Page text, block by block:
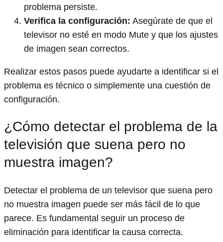
problema persiste.
Verifica la configuración: Asegúrate de que el
televisor no esté en modo Mute y que los ajustes
de imagen sean correctos.
Realizar estos pasos puede ayudarte a identificar si el
problema es técnico o simplemente una cuestión de
configuración.
¿Cómo detectar el problema de la
televisión que suena pero no
muestra imagen?
Detectar el problema de un televisor que suena pero
no muestra imagen puede ser más fácil de lo que
parece. Es fundamental seguir un proceso de
eliminación para identificar la causa correcta.